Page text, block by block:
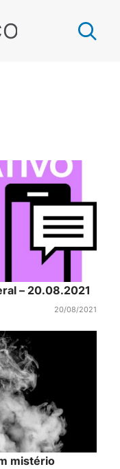
– 20.08.2021
20/08/2021
mistério